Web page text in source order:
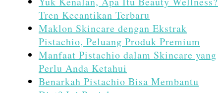
Tren Kecantikan Terbaru
Maklon Skincare dengan Ekstrak
Pistachio, Peluang Produk Premium
Manfaat Pistachio dalam Skincare yang
Perlu Anda Ketahui
Benarkah Pistachio Bisa Membantu